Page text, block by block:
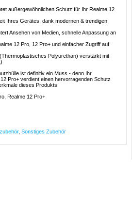
außergewöhnlichen Schutz für Ihr Realme 12
Ihres Gerätes, dank modernen & trendigen
Ansehen von Medien, schnelle Anpassung an
12 Pro, 12 Pro+ und einfacher Zugriff auf
Polyurethan) verstärkt mit
ist definitiv ein Muss - denn Ihr
Pro+ verdient einen hervorragenden Schutz
dieses Produkts!
Realme 12 Pro+
, Sonstiges Zubehör